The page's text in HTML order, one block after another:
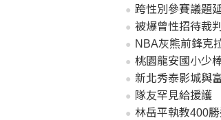
跨性別參賽議題
被爆曾性招待裁
NBA灰熊前鋒克
桃園龍安國小少
新北秀泰影城與
隊友罕見給援護
林岳平執教400